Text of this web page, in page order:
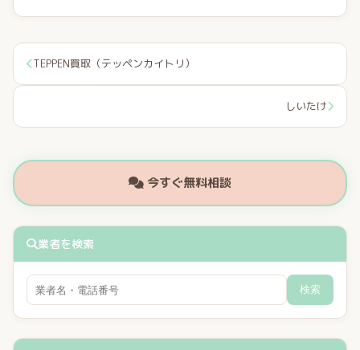
TEPPEN買取（テッペンカイトリ）
しいたけ
今すぐ無料相談
業者を検索
検索